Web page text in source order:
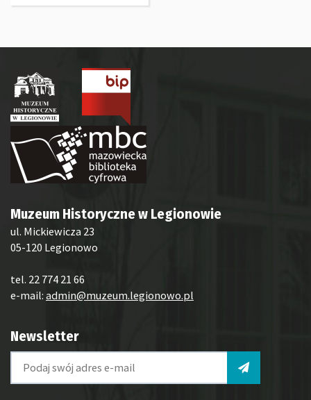
Muzeum Historyczne w Legionowie
ul. Mickiewicza 23
05-120 Legionowo
tel. 22 774 21 66
e-mail: admin@muzeum.legionowo.pl
Newsletter